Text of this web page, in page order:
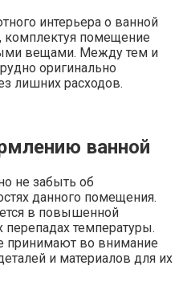
интерьера о ванной
комплектуя помещение
вещами. Между тем и
оригинально
лишних расходов.
ванной
не забыть об
данного помещения.
в повышенной
перепадах температуры.
принимают во внимание
и материалов для их